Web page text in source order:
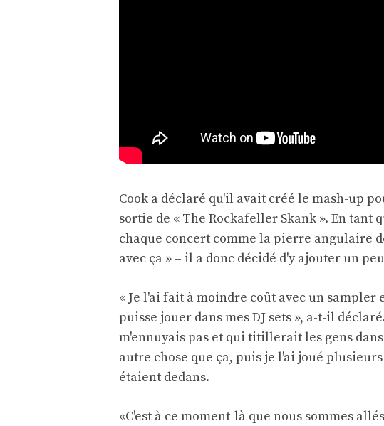
Cook a déclaré qu'il avait créé le mash-up
sortie de « The Rockafeller Skank ». En
chaque concert comme la pierre angulaire
avec ça » – il a donc décidé d'y ajouter un
« Je l'ai fait à moindre coût avec un sampler
puisse jouer dans mes DJ sets », a-t-il
m'ennuyais pas et qui titillerait les gens
autre chose que ça, puis je l'ai joué
étaient dedans.
«C'est à ce moment-là que nous sommes